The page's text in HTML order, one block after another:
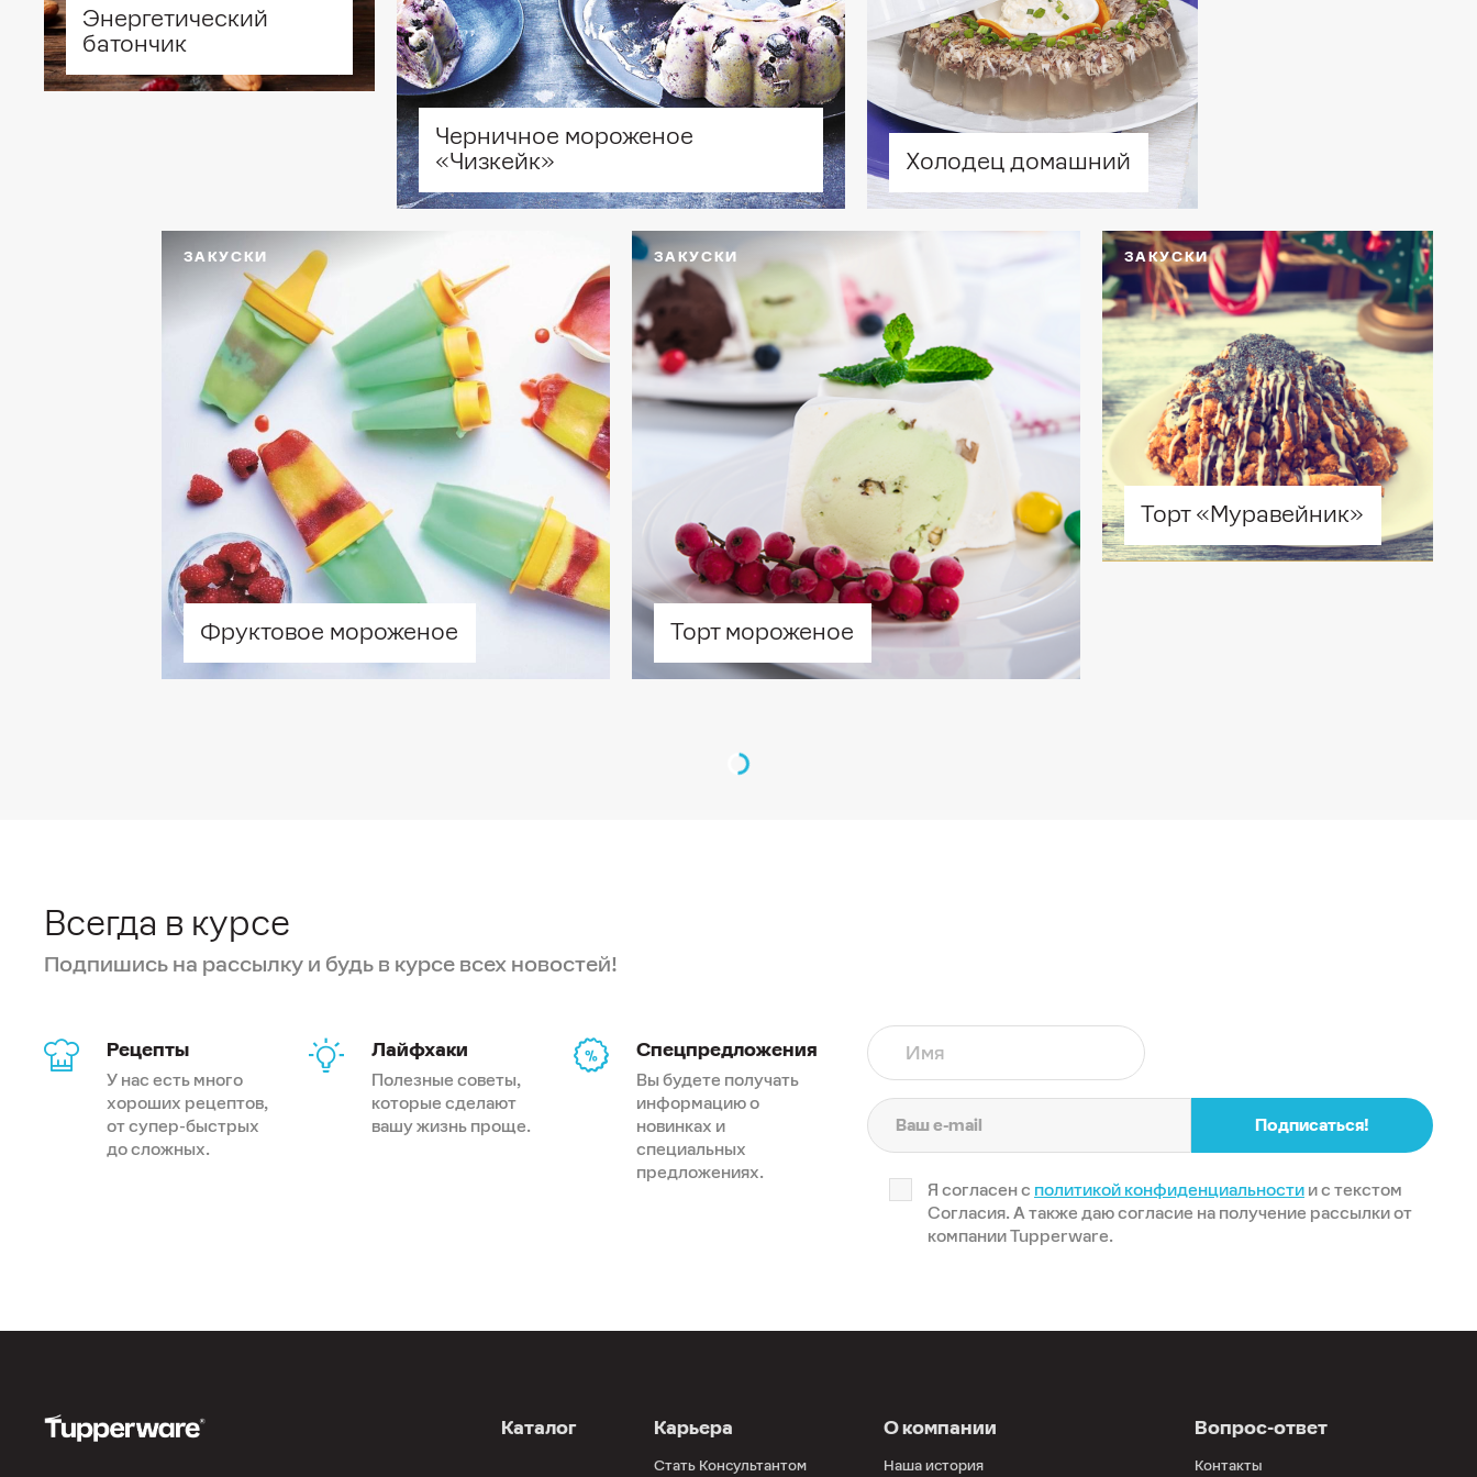
"Браво-Дилайт" (430 мл)
«МикроМиллениал»
101° МикроГурмэ и
порционные контейнеры
мл), 3 шт.
Венчик-шумовка "Диско"
Емкость «МикроКук» (2,25
л), круглая, с
дополнительной крышкой
Замесочное блюдо (3 л)
Зерноварка (3 л)
Измельчитель "Турбо-
Микс" (600 мл)
Измельчитель "Турбо" (300
мл)
Кастрюля "УльтраПро" (2 л)
Кастрюля "УльтраПро" (3,3
Ложка "Каждый день
"Диско"
Ложка для смешивания
Малый "Хит-парад" (300
Набор "Поваренок"
Энергетический
батончик
Черничное мороженое
«Чизкейк»
Холодец домашний
ЗАКУСКИ
Фруктовое мороженое
ЗАКУСКИ
Торт мороженое
ЗАКУСКИ
Торт «Муравейник»
Всегда в курсе
Подпишись на рассылку и будь в курсе всех новостей!
Рецепты
У нас есть много
хороших рецептов,
от супер-быстрых
до сложных.
Лайфхаки
Полезные советы,
которые сделают
вашу жизнь проще.
Спецпредложения
Вы будете получать
информацию о
новинках и
специальных
предложениях.
Имя
Подписаться!
Я согласен с политикой конфиденциальностии с текстом
Согласия. А также даю согласие на получение рассылки от
компании Tupperware.
Каталог Карьера
Стать Консультантом
О компании
Наша история
Вопрос-ответ
Контакты